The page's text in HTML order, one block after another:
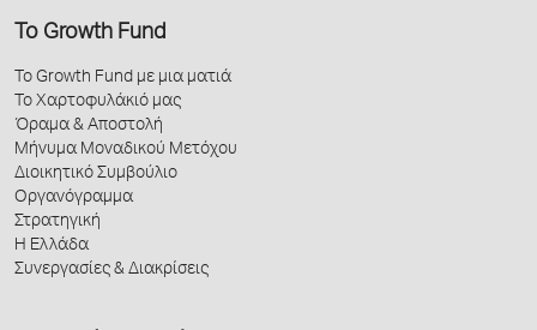
Το Growth Fund
Το Growth Fund με μια ματιά
Το Χαρτοφυλάκιό μας
Όραμα & Αποστολή
Μήνυμα Μοναδικού Μετόχου
Διοικητικό Συμβούλιο
Οργανόγραμμα
Στρατηγική
Η Ελλάδα
Συνεργασίες & Διακρίσεις